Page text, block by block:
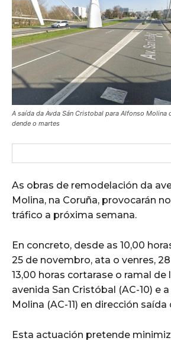
A saída da Avda Sán Cristobal para Alfonso Molina
dende o martes
As obras de remodelación da
Molina, na Coruña, provocarán
tráfico a próxima semana.
En concreto, desde as 10,00
25 de novembro, ata o venres,
13,00 horas cortarase o ramal de
avenida San Cristóbal (AC-10) e
Molina (AC-11) en dirección saída
Esta actuación pretende